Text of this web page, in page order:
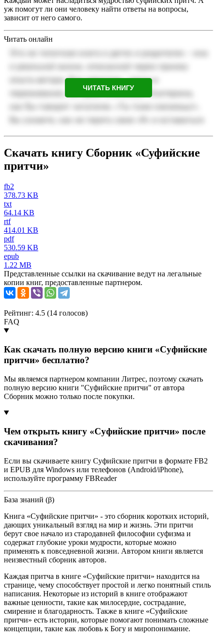
уж помогут ли они человеку найти ответы на вопросы,
зависит от него самого.
Читать онлайн
ЧИТАТЬ КНИГУ
Скачать книгу Сборник «Суфийские
притчи»
fb2
378.73 KB
txt
64.14 KB
rtf
414.01 KB
pdf
530.59 KB
epub
1.22 MB
Представленные ссылки на скачивание ведут на легальные
копии книг, предоставленные партнером.
Рейтинг: 4.5 (14 голосов)
FAQ
Как скачать полную версию книги «Суфийские
притчи» бесплатно?
Мы являемся партнером компании Литрес, поэтому скачать
полную версию книги "Суфийские притчи" от автора
Сборник можно только после покупки.
Чем открыть книгу «Суфийские притчи» после
скачивания?
Если вы скачиваете книгу Суфийские притчи в формате FB2
и EPUB для Windows или телефонов (Android/iPhone),
используйте программу FBReader
База знаний (β)
Книга «Суфийские притчи» - это сборник коротких историй,
дающих уникальный взгляд на мир и жизнь. Эти притчи
берут свое начало из стародавней философии суфизма и
содержат глубокие уроки мудрости, которые можно
применять к повседневной жизни. Автором книги является
неизвестный сборник авторов.
Каждая притча в книге «Суфийские притчи» находится на
странице, чему способствует простой и легко понятный стиль
написания. Некоторые из историй в книге отображают
важные ценности, такие как милосердие, сострадание,
смирение и благодарность. Также в книге «Суфийские
притчи» есть истории, которые помогают понимать сложные
концепции, такие как любовь к Богу и миропонимание.